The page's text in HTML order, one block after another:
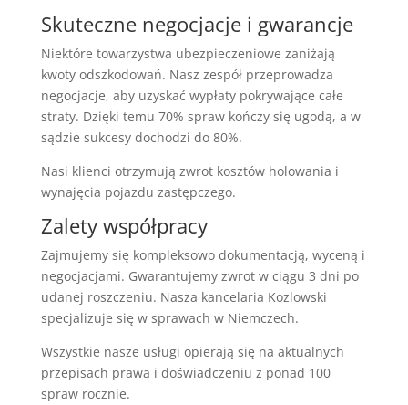
Skuteczne negocjacje i gwarancje
Niektóre towarzystwa ubezpieczeniowe zaniżają
kwoty odszkodowań. Nasz zespół przeprowadza
negocjacje, aby uzyskać wypłaty pokrywające całe
straty. Dzięki temu 70% spraw kończy się ugodą, a w
sądzie sukcesy dochodzi do 80%.
Nasi klienci otrzymują zwrot kosztów holowania i
wynajęcia pojazdu zastępczego.
Zalety współpracy
Zajmujemy się kompleksowo dokumentacją, wyceną i
negocjacjami. Gwarantujemy zwrot w ciągu 3 dni po
udanej roszczeniu. Nasza kancelaria Kozlowski
specjalizuje się w sprawach w Niemczech.
Wszystkie nasze usługi opierają się na aktualnych
przepisach prawa i doświadczeniu z ponad 100
spraw rocznie.